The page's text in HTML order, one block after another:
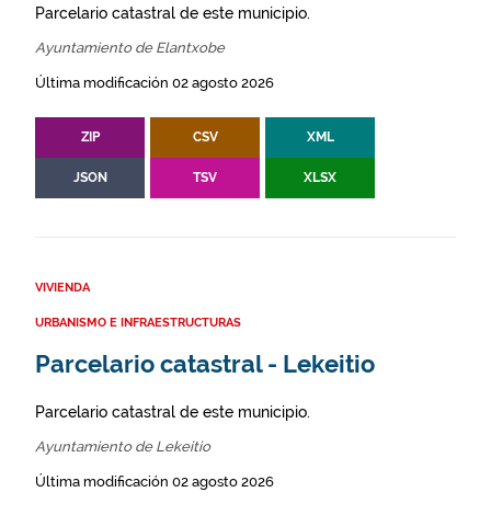
Parcelario catastral de este municipio.
Ayuntamiento de Elantxobe
Última modificación 02 agosto 2026
ZIP CSV XML
JSON TSV XLSX
VIVIENDA
URBANISMO E INFRAESTRUCTURAS
Parcelario catastral - Lekeitio
Parcelario catastral de este municipio.
Ayuntamiento de Lekeitio
Última modificación 02 agosto 2026